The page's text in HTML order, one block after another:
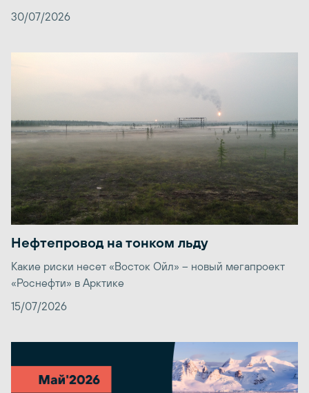
30/07/2026
Нефтепровод на тонком льду
Какие риски несет «Восток Ойл» – новый мегапроект
«Роснефти» в Арктике
15/07/2026